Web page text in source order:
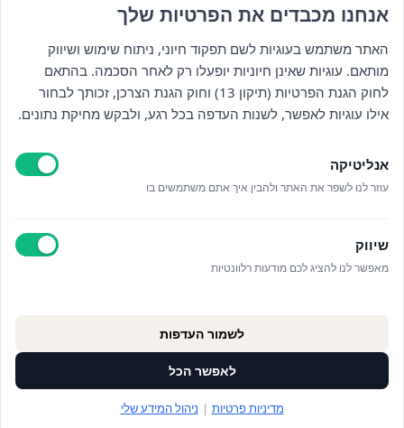
ניווט
כללי
עיצוב:סטודיו נרובאי
פיתוח:אפיקוד
אנחנו מכבדים את הפרטיות שלך
האתר משתמש בעוגיות לשם תפקוד חיוני, ניתוח שימוש ושיווק
מותאם. עוגיות שאינן חיוניות יופעלו רק לאחר הסכמה. בהתאם
לחוק הגנת הפרטיות (תיקון 13) וחוק הגנת הצרכן, זכותך לבחור
אילו עוגיות לאפשר, לשנות העדפה בכל רגע, ולבקש מחיקת נתונים.
אנליטיקה
עוזר לנו לשפר את האתר ולהבין איך אתם משתמשים בו
שיווק
מאפשר לנו להציג לכם מודעות רלוונטיות
לשמור העדפות
לאפשר הכל
מדיניות פרטיות | ניהול המידע שלי